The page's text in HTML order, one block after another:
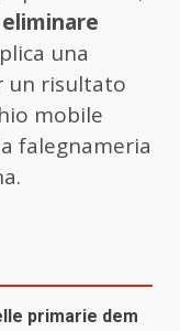
una
un risultato
mobile
falegnameria
primarie dem